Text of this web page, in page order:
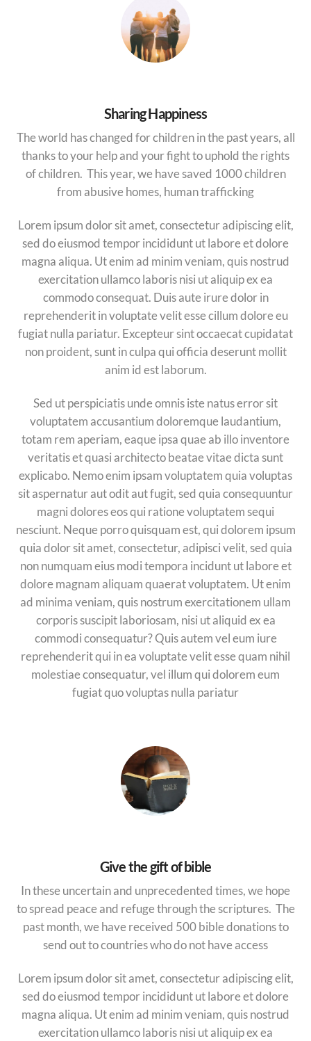
Sharing Happiness
The world has changed for children in the past years, all
thanks to your help and your fight to uphold the rights
of children. This year, we have saved 1000 children
from abusive homes, human trafficking
Lorem ipsum dolor sit amet, consectetur adipiscing elit,
sed do eiusmod tempor incididunt ut labore et dolore
magna aliqua. Ut enim ad minim veniam, quis nostrud
exercitation ullamco laboris nisi ut aliquip ex ea
commodo consequat. Duis aute irure dolor in
reprehenderit in voluptate velit esse cillum dolore eu
fugiat nulla pariatur. Excepteur sint occaecat cupidatat
non proident, sunt in culpa qui officia deserunt mollit
anim id est laborum.
Sed ut perspiciatis unde omnis iste natus error sit
voluptatem accusantium doloremque laudantium,
totam rem aperiam, eaque ipsa quae ab illo inventore
veritatis et quasi architecto beatae vitae dicta sunt
explicabo. Nemo enim ipsam voluptatem quia voluptas
sit aspernatur aut odit aut fugit, sed quia consequuntur
magni dolores eos qui ratione voluptatem sequi
nesciunt. Neque porro quisquam est, qui dolorem ipsum
quia dolor sit amet, consectetur, adipisci velit, sed quia
non numquam eius modi tempora incidunt ut labore et
dolore magnam aliquam quaerat voluptatem. Ut enim
ad minima veniam, quis nostrum exercitationem ullam
corporis suscipit laboriosam, nisi ut aliquid ex ea
commodi consequatur? Quis autem vel eum iure
reprehenderit qui in ea voluptate velit esse quam nihil
molestiae consequatur, vel illum qui dolorem eum
fugiat quo voluptas nulla pariatur
Give the gift of bible
In these uncertain and unprecedented times, we hope
to spread peace and refuge through the scriptures. The
past month, we have received 500 bible donations to
send out to countries who do not have access
Lorem ipsum dolor sit amet, consectetur adipiscing elit,
sed do eiusmod tempor incididunt ut labore et dolore
magna aliqua. Ut enim ad minim veniam, quis nostrud
exercitation ullamco laboris nisi ut aliquip ex ea